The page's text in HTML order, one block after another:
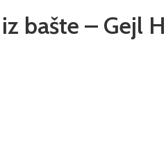
bašte – Gejl